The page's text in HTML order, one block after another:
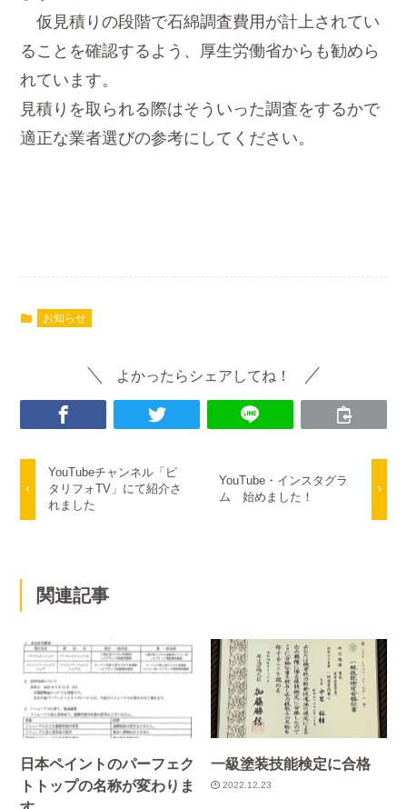
仮見積りの段階で石綿調査費用が計上されてい
ることを確認するよう、厚生労働省からも勧めら
れています。
見積りを取られる際はそういった調査をするかで
適正な業者選びの参考にしてください。
お知らせ
よかったらシェアしてね！
YouTubeチャンネル「ピ
タリフォTV」にて紹介さ
れました
YouTube・インスタグラ
ム 始めました！
関連記事
日本ペイントのパーフェク
トトップの名称が変わりま
一級塗装技能検定に合格
2022.12.23